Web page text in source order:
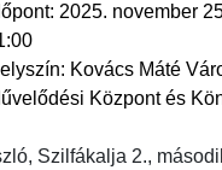
2025. november
Kovács Máté
Központ és
Szilfákalja 2.,